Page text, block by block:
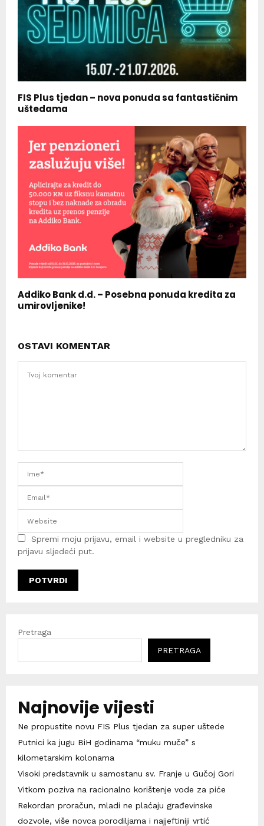
FIS Plus tjedan – nova ponuda sa fantastičnim
uštedama
Addiko Bank d.d. – Posebna ponuda kredita za
umirovljenike!
OSTAVI KOMENTAR
Spremi moju prijavu, email i website u pregledniku za
prijavu sljedeći put.
Pretraga
PRETRAGA
Najnovije vijesti
Ne propustite novu FIS Plus tjedan za super uštede
Putnici ka jugu BiH godinama “muku muče” s
kilometarskim kolonama
Visoki predstavnik u samostanu sv. Franje u Gučoj Gori
Vitkom poziva na racionalno korištenje vode za piće
Rekordan proračun, mladi ne plaćaju građevinske
dozvole, više novca porodiljama i najjeftiniji vrtić